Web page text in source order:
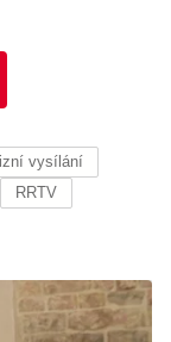
vysílání
RRTV